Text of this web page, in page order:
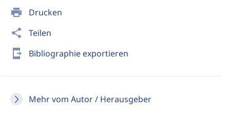
print Drucken
share Teilen
send_to_mobile Bibliographie exportieren
Mehr vom Autor / Herausgeber